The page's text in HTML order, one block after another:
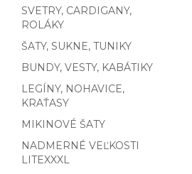
SVETRY, CARDIGANY,
ROLÁKY
ŠATY, SUKNE, TUNIKY
BUNDY, VESTY, KABÁTIKY
LEGÍNY, NOHAVICE,
KRAŤASY
MIKINOVÉ ŠATY
NADMERNÉ VEĽKOSTI
LITEXXXL